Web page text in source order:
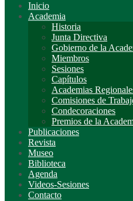
Inicio
Academia
Historia
Junta Directiva
Gobierno de la
Miembros
Sesiones
Capítulos
Academias
Comisiones de
Condecoraciones
Premios de la
Publicaciones
Revista
Museo
Biblioteca
Agenda
Videos-Sesiones
Contacto